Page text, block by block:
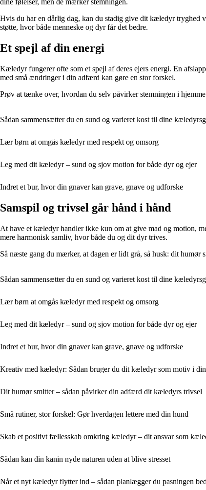
dine følelser, men de mærker stemningen.
Hvis du har en dårlig dag, kan du stadig give dit kæledyr tryghed
støtte, hvor både menneske og dyr får det bedre.
Et spejl af din energi
Kæledyr fungerer ofte som et spejl af deres ejers energi. En
med små ændringer i din adfærd kan gøre en stor forskel.
Prøv at tænke over, hvordan du selv påvirker stemningen i
Sådan sammensætter du en sund og varieret kost til dine
Lær børn at omgås kæledyr med respekt og omsorg
Leg med dit kæledyr – sund og sjov motion for både dyr og ejer
Indret et bur, hvor din gnaver kan grave, gnave og udforske
Samspil og trivsel går hånd i hånd
At have et kæledyr handler ikke kun om at give mad og motion,
mere harmonisk samliv, hvor både du og dit dyr trives.
Så næste gang du mærker, at dagen er lidt grå, så husk: dit
Sådan sammensætter du en sund og varieret kost til dine
Lær børn at omgås kæledyr med respekt og omsorg
Leg med dit kæledyr – sund og sjov motion for både dyr og ejer
Indret et bur, hvor din gnaver kan grave, gnave og udforske
Kreativ med kæledyr: Sådan bruger du dit kæledyr som motiv i
Dit humør smitter – sådan påvirker din adfærd dit kæledyrs trivsel
Små rutiner, stor forskel: Gør hverdagen lettere med din hund
Skab et positivt fællesskab omkring kæledyr – dit ansvar som
Sådan kan din kanin nyde naturen uden at blive stresset
Når et nyt kæledyr flytter ind – sådan planlægger du pasningen